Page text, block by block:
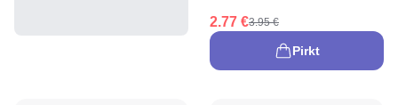
2.77 €3.95 €
Pirkt